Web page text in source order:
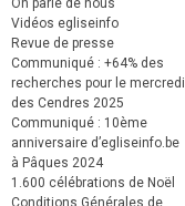
On parle de nous
Vidéos egliseinfo
Revue de presse
Communiqué : +64% des
recherches pour le mercredi
des Cendres 2025
Communiqué : 10ème
anniversaire d’egliseinfo.be
à Pâques 2024
1.600 célébrations de Noël
Conditions Générales de